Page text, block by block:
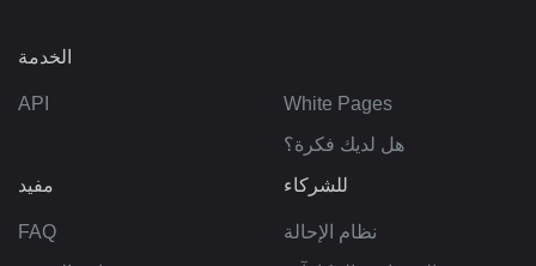
الخدمة
White Pages
API
هل لديك فكرة؟
للشركاء
نظام الإحالة
مفيد
FAQ